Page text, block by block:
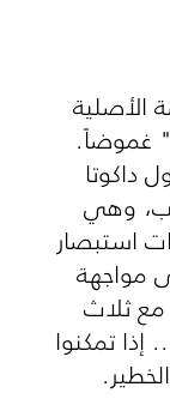
غموضاً.
داكوتا
وهي
استبصار
مواجهة
ثلاث
تمكنوا